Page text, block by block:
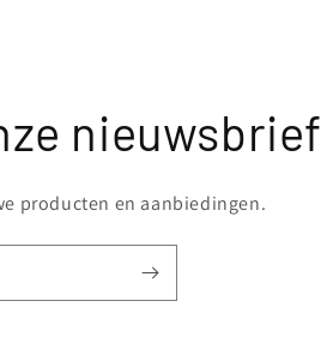
nieuwsbrief
producten en aanbiedingen.